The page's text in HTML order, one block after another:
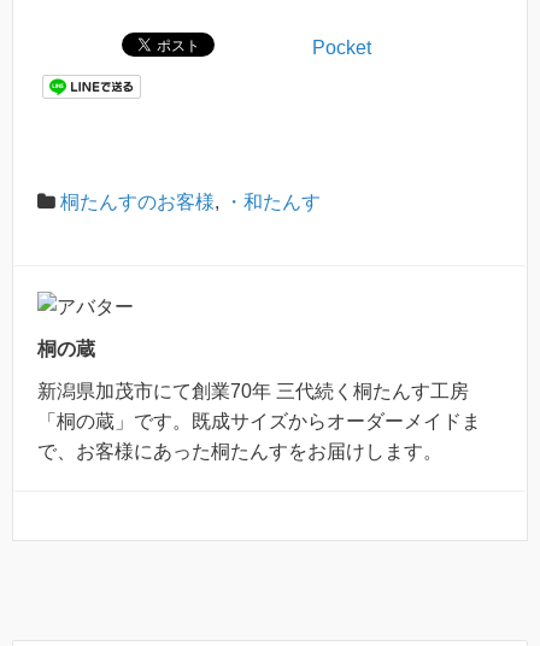
Pocket
桐たんすのお客様, ・和たんす
桐の蔵
新潟県加茂市にて創業70年 三代続く桐たんす工房
「桐の蔵」です。既成サイズからオーダーメイドま
で、お客様にあった桐たんすをお届けします。